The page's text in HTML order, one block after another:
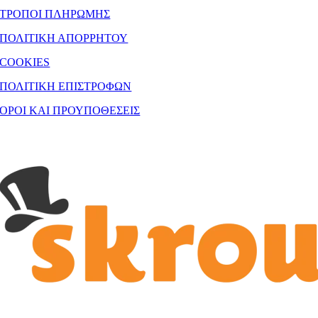
ΤΡΟΠΟΙ ΠΛΗΡΩΜΗΣ
ΠΟΛΙΤΙΚΗ ΑΠΟΡΡΗΤΟΥ
COOKIES
ΠΟΛΙΤΙΚΗ ΕΠΙΣΤΡΟΦΩΝ
ΟΡΟΙ ΚΑΙ ΠΡΟΥΠΟΘΕΣΕΙΣ